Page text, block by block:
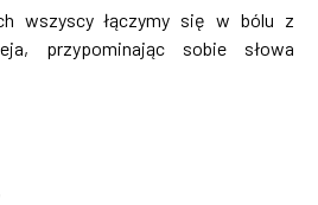
wszyscy łączymy się w bólu z
przypominając sobie słowa